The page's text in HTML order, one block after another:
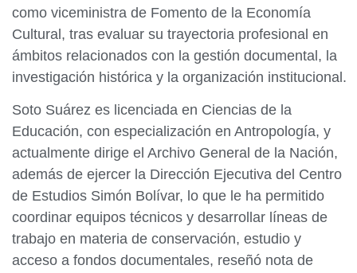
como viceministra de Fomento de la Economía
Cultural, tras evaluar su trayectoria profesional en
ámbitos relacionados con la gestión documental, la
investigación histórica y la organización institucional.
Soto Suárez es licenciada en Ciencias de la
Educación, con especialización en Antropología, y
actualmente dirige el Archivo General de la Nación,
además de ejercer la Dirección Ejecutiva del Centro
de Estudios Simón Bolívar, lo que le ha permitido
coordinar equipos técnicos y desarrollar líneas de
trabajo en materia de conservación, estudio y
acceso a fondos documentales, reseñó nota de